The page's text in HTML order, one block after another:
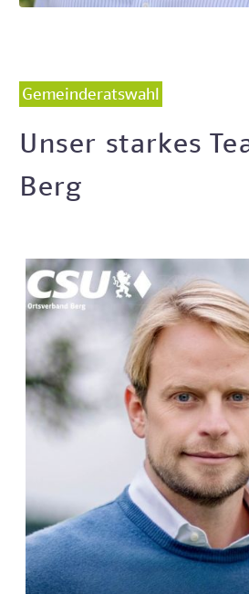
Gemeinderatswahl
Unser starkes
Berg